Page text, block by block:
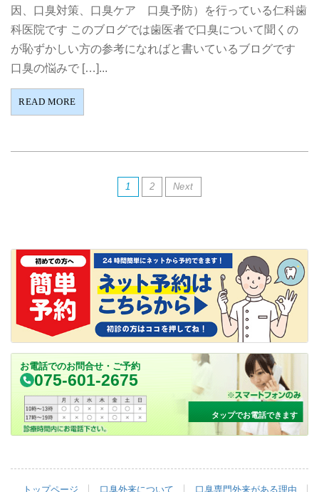
因、口臭対策、口臭ケア 口臭予防）を行っている仁科歯
科医院です このブログでは歯医者で口臭について聞くの
が恥ずかしい方の参考になればと書いているブログです
口臭の悩みで […]...
READ MORE
1 2 Next
お電話でのお問合せ・ご予約
075-601-2675
タップでお電話できます
トップページ 口臭外来について 口臭専門外来がある理由